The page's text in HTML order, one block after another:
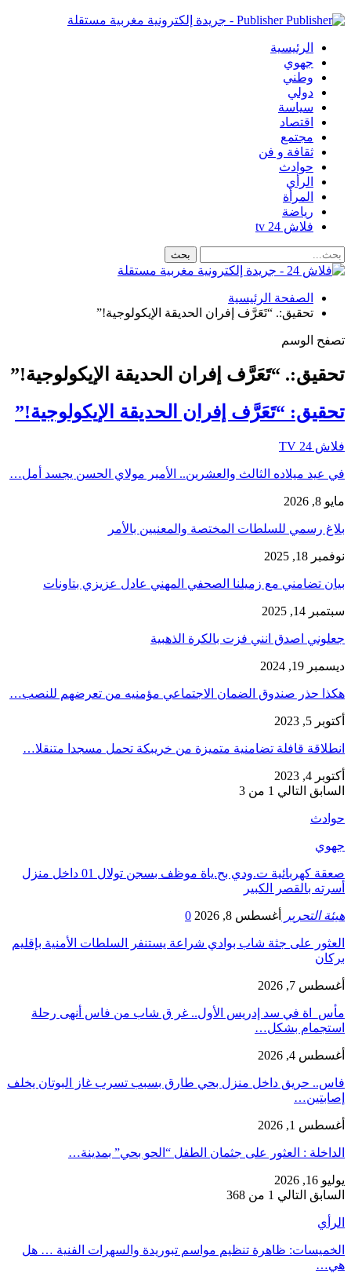
Publisher - جريدة إلكترونية مغربية مستقلة
الرئيسية
جهوي
وطني
دولي
سياسة
اقتصاد
مجتمع
ثقافة و فن
حوادث
الرأي
المرأة
رياضة
فلاش 24 tv
الصفحة الرئيسية
تحقيق:. “تَعَرَّف إفران الحديقة الإيكولوجية!”
تصفح الوسم
تحقيق:. “تَعَرَّف إفران الحديقة الإيكولوجية!”
تحقيق: “تَعَرَّف إفران الحديقة الإيكولوجية!”
فلاش 24 TV
في عيد ميلاده الثالث والعشرين.. الأمير مولاي الحسن يجسد أمل…
مايو 8, 2026
بلاغ رسمي للسلطات المختصة والمعنيين بالأمر
نوفمبر 18, 2025
بيان تضامني مع زميلنا الصحفي المهني عادل عزيزي بتاونات
سبتمبر 14, 2025
جعلوني اصدق انني فزت بالكرة الذهبية
ديسمبر 19, 2024
هكذا حذر صندوق الضمان الاجتماعي مؤمنيه من تعرضهم للنصب…
أكتوبر 5, 2023
انطلاقة قافلة تضامنية متميزة من خريبكة تحمل مسجدا متنقلا…
أكتوبر 4, 2023
السابق التالي 1 من 3
حوادث
جهوي
صعقة كهربائية ت.ودي بح.ياة موظف بسجن تولال 01 داخل منزل
أسرته بالقصر الكبير
هيئة التحرير أغسطس 8, 2026 0
العثور على جثة شاب بوادي شراعة يستنفر السلطات الأمنية بإقليم
بركان
أغسطس 7, 2026
مأس_اة في سد إدريس الأول.. غر ق شاب من فاس أنهى رحلة
استجمام بشكل…
أغسطس 4, 2026
فاس.. حريق داخل منزل بحي طارق بسبب تسرب غاز البوتان يخلف
إصابتين…
أغسطس 1, 2026
​الداخلة : العثور على جثمان الطفل “الحو بحي” بمدينة…
يوليو 16, 2026
السابق التالي 1 من 368
الرأي
الخميسات: ظاهرة تنظيم مواسم تبوريدة والسهرات الفنية … هل
هي…